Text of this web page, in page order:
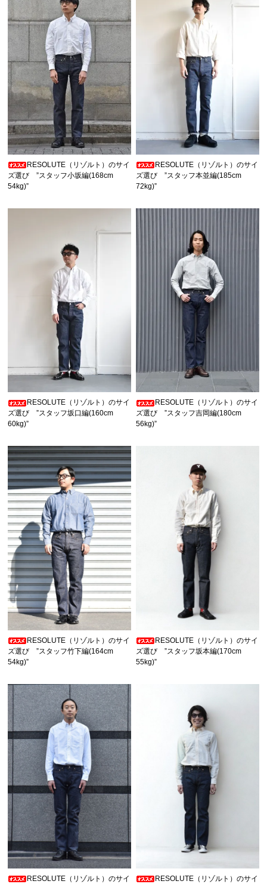
RESOLUTE（リゾルト）のサイ
ズ選び ”スタッフ小坂編(168cm
54kg)”
RESOLUTE（リゾルト）のサイ
ズ選び ”スタッフ本並編(185cm
72kg)”
RESOLUTE（リゾルト）のサイ
ズ選び ”スタッフ坂口編(160cm
60kg)”
RESOLUTE（リゾルト）のサイ
ズ選び ”スタッフ吉岡編(180cm
56kg)”
RESOLUTE（リゾルト）のサイ
ズ選び ”スタッフ竹下編(164cm
54kg)”
RESOLUTE（リゾルト）のサイ
ズ選び ”スタッフ坂本編(170cm
55kg)”
RESOLUTE（リゾルト）のサイ
RESOLUTE（リゾルト）のサイ